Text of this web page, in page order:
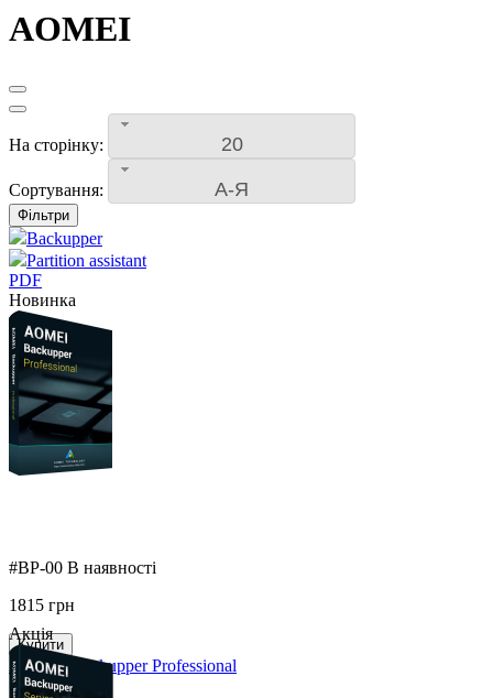
AOMEI
На сторінку: 20
Сортування: А-Я
Фільтри
Backupper
Partition assistant
PDF
Новинка
#BP-00 В наявності
1815 грн
Купити
AOMEI Backupper Professional
Порівняти
Акція